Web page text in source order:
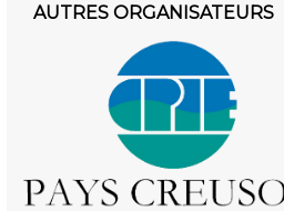
AUTRES ORGANISATEURS